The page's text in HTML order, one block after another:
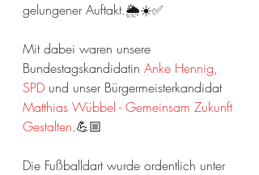
gelungener Auftakt.🌦☀️✅
Mit dabei waren unsere
Bundestagskandidatin Anke Hennig,
SPD und unser Bürgermeisterkandidat
Matthias Wübbel - Gemeinsam Zukunft
Gestalten.💪🏼
Die Fußballdart wurde ordentlich unter